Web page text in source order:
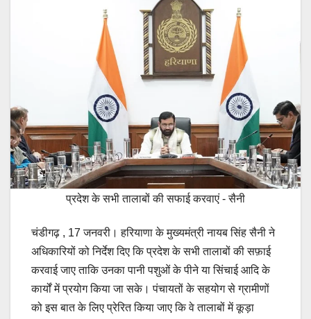
प्रदेश के सभी तालाबों की सफाई करवाएं - सैनी
चंडीगढ़ , 17 जनवरी। हरियाणा के मुख्यमंत्री नायब सिंह सैनी ने
अधिकारियों को निर्देश दिए कि प्रदेश के सभी तालाबों की सफ़ाई
करवाई जाए ताकि उनका पानी पशुओं के पीने या सिंचाई आदि के
कार्यों में प्रयोग किया जा सके। पंचायतों के सहयोग से ग्रामीणों
को इस बात के लिए प्रेरित किया जाए कि वे तालाबों में कूड़ा